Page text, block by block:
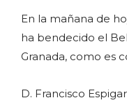
En la mañana de
ha bendecido el
Granada, como es
D. Francisco